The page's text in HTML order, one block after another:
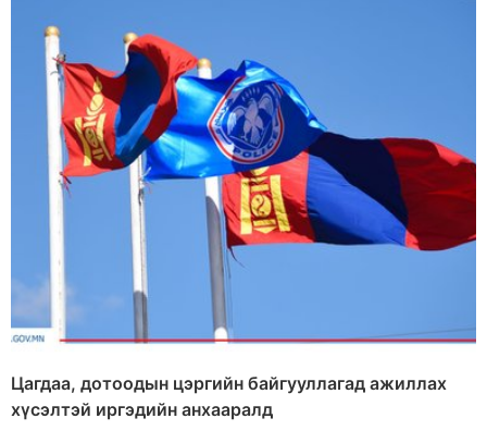
Цагдаа, дотоодын цэргийн байгууллагад ажиллах
хүсэлтэй иргэдийн анхааралд